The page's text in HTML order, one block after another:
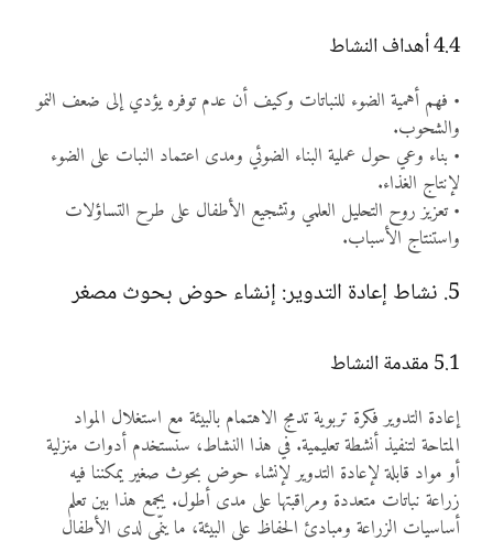
4.4 أهداف النشاط
• فهم أهمية الضوء للنباتات وكيف أن عدم توفره يؤدي إلى ضعف النمو
والشحوب.
• بناء وعي حول عملية البناء الضوئي ومدى اعتماد النبات على الضوء
لإنتاج الغذاء.
• تعزيز روح التحليل العلمي وتشجيع الأطفال على طرح التساؤلات
واستنتاج الأسباب.
5. نشاط إعادة التدوير: إنشاء حوض بحوث مصغر
5.1 مقدمة النشاط
إعادة التدوير فكرة تربوية تدمج الاهتمام بالبيئة مع استغلال المواد
المتاحة لتنفيذ أنشطة تعليمية. في هذا النشاط، سنستخدم أدوات منزلية
أو مواد قابلة لإعادة التدوير لإنشاء حوض بحوث صغير يمكننا فيه
زراعة نباتات متعددة ومراقبتها على مدى أطول. يجمع هذا بين تعلم
أساسيات الزراعة ومبادئ الحفاظ على البيئة، ما ينمّي لدى الأطفال